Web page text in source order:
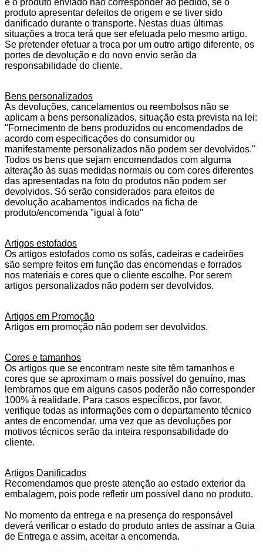
e o produto enviado não corresponder ao pedido, se o
produto apresentar defeitos de origem e se tiver sido
danificado durante o transporte. Nestas duas últimas
situações a troca terá que ser efetuada pelo mesmo artigo.
Se pretender efetuar a troca por um outro artigo diferente, os
portes de devolução e do novo envio serão da
responsabilidade do cliente.
Bens personalizados
As devoluções, cancelamentos ou reembolsos não se
aplicam a bens personalizados, situação esta prevista na lei:
"Fornecimento de bens produzidos ou encomendados de
acordo com especificações do consumidor ou
manifestamente personalizados não podem ser devolvidos."
Todos os bens que sejam encomendados com alguma
alteração às suas medidas normais ou com cores diferentes
das apresentadas na foto do produtos não podem ser
devolvidos. Só serão considerados para efeitos de
devolução acabamentos indicados na ficha de
produto/encomenda "igual à foto"
Artigos estofados
Os artigos estofados como os sofás, cadeiras e cadeirões
são sempre feitos em função das encomendas e forrados
nos materiais e cores que o cliente escolhe. Por serem
artigos personalizados não podem ser devolvidos.
Artigos em Promoção
Artigos em promoção não podem ser devolvidos.
Cores e tamanhos
Os artigos que se encontram neste site têm tamanhos e
cores que se aproximam o mais possível do genuíno, mas
lembramos que em alguns casos poderão não corresponder
100% à realidade. Para casos específicos, por favor,
verifique todas as informações com o departamento técnico
antes de encomendar, uma vez que as devoluções por
motivos técnicos serão da inteira responsabilidade do
cliente.
Artigos Danificados
Recomendamos que preste atenção ao estado exterior da
embalagem, pois pode refletir um possível dano no produto.
No momento da entrega e na presença do responsável
deverá verificar o estado do produto antes de assinar a Guia
de Entrega e assim, aceitar a encomenda.